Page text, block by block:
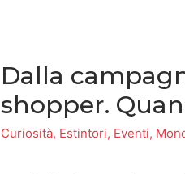
Dalla
shopper.
Curiosità, Estintori, Eventi,